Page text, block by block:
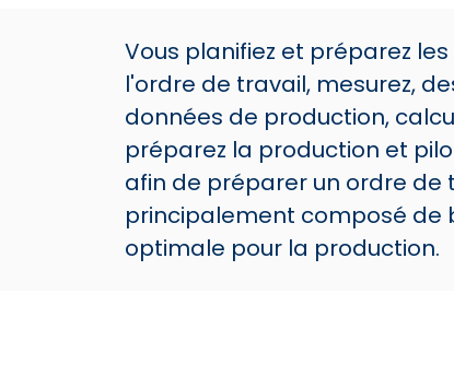
Vous planifiez et préparez
l'ordre de travail, mesurez,
données de production,
préparez la production et
afin de préparer un ordre
principalement composé de
optimale pour la production.